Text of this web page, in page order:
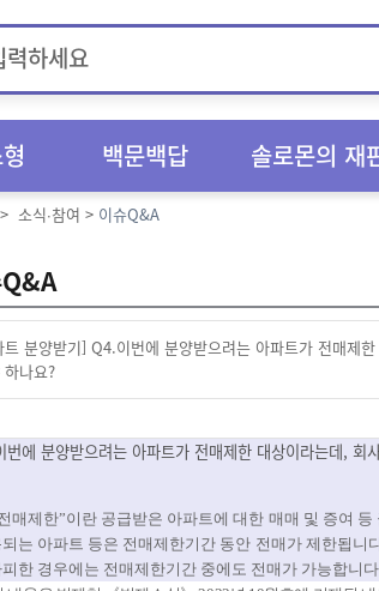
백문백답 솔로몬의 재
> 소식∙참여 > 이슈Q&A
트 분양받기] Q4.이번에 분양받으려는 아파트가 전매제
하나요?
번에 분양받으려는 아파트가 전매제한 대상이라는데, 회
매제한”이란 공급받은 아파트에 대한 매매 및 증여
되는 아파트 등은 전매제한기간 동안 전매가 제한됩니
피한 경우에는 전매제한기간 중에도 전매가 가능합니다